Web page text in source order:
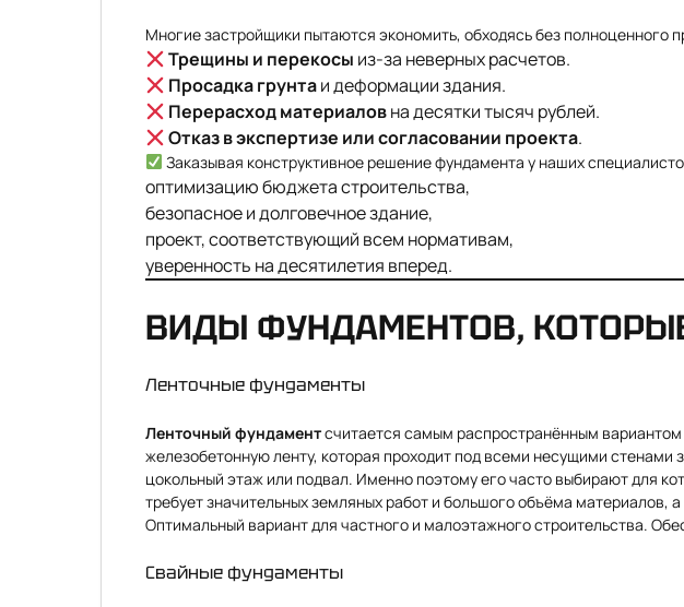
Многие застройщики пытаются экономить, обходясь без полноценного
Трещины и перекосы из-за неверных расчетов.
Просадка грунтаи деформации здания.
Перерасход материаловна десятки тысяч рублей.
Отказ в экспертизе или согласовании проекта.
Заказывая конструктивное решение фундамента у наших
оптимизацию бюджета строительства,
безопасное и долговечное здание,
проект, соответствующий всем нормативам,
уверенность на десятилетия вперед.
ВИДЫ ФУНДАМЕНТОВ,
Ленточные фундаменты
Ленточный фундаментсчитается самым распространённым
железобетонную ленту, которая проходит под всеми несущими
цокольный этаж или подвал. Именно поэтому его часто выбирают для
требует значительных земляных работ и большого объёма материалов,
Оптимальный вариант для частного и малоэтажного строительства.
Свайные фундаменты